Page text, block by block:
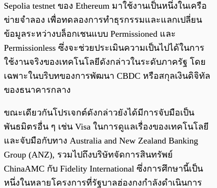
Sepolia testnet ของ Ethereum มาใช้งานเป็นหนึ่งในเครือ
ข่ายจำลอง เพื่อทดลองการทำธุรกรรมและแลกเปลี่ยน
ข้อมูลระหว่างบล็อกเชนแบบ Permissioned และ
Permissionless ซึ่งจะช่วยประเมินความเป็นไปได้ในการ
ใช้งานจริงของเทคโนโลยีดังกล่าวในระดับภาครัฐ โดย
เฉพาะในบริบทของการพัฒนา CBDC หรือสกุลเงินดิจิทัล
ของธนาคารกลาง
ขณะเดียวกันโปรเจกต์ดังกล่าวยังได้มีการจับมือเป็น
พันธมิตรอื่น ๆ เช่น Visa ในการดูแลเรื่องของเทคโนโลยี
และจับมือกับทาง Australia and New Zealand Banking
Group (ANZ), รวมไปถึงบริษัทจัดการสินทรัพย์
ChinaAMC กับ Fidelity International ซึ่งการศึกษานี้เป็น
หนึ่งในหลายโครงการที่รัฐบาลฮ่องกงกำลังดำเนินการ